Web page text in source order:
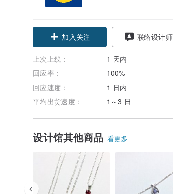
加入关注 联络设计师
上次上线：
1 天内
回应率：
100%
回应速度：
1 日内
平均出货速度：
1～3 日
设计馆其他商品 看更多